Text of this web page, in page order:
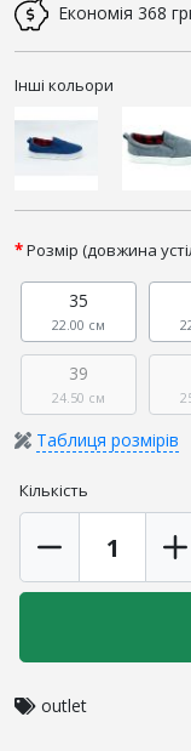
Економія 368
Інші кольори
Розмір (довжина
35
22.00 см
39
24.50 см
Таблиця розмірів
Кількість
outlet